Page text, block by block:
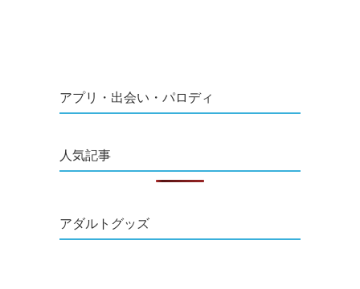
アプリ・出会い・パロディ
人気記事
アダルトグッズ